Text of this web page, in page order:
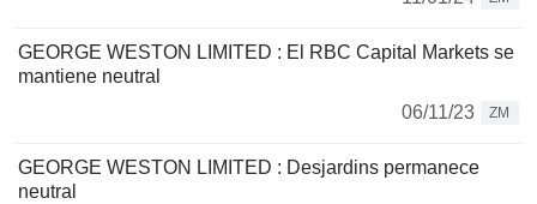
GEORGE WESTON LIMITED : El RBC Capital Markets se
mantiene neutral
06/11/23
ZM
GEORGE WESTON LIMITED : Desjardins permanece
neutral